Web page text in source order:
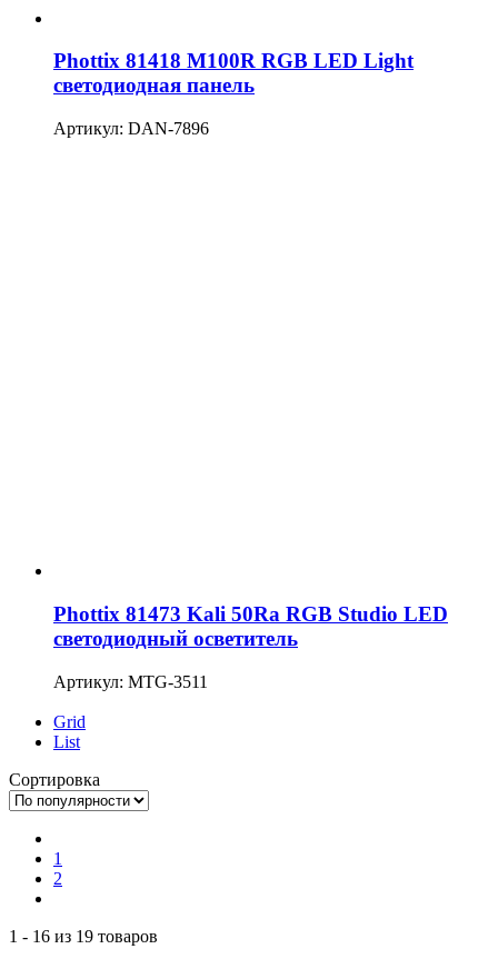
Phottix 81418 M100R RGB LED Light
светодиодная панель
Артикул: DAN-7896
Phottix 81473 Kali 50Ra RGB Studio LED
светодиодный осветитель
Артикул: MTG-3511
Grid
List
Сортировка
1
2
1 - 16 из 19 товаров